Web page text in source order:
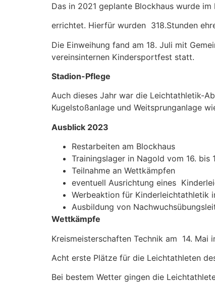
Das in 2021 geplante Blockhaus wurde
errichtet. Hierfür wurden 318.Stunden
Die Einweihung fand am 18. Juli mit
vereinsinternen Kindersportfest statt.
Stadion-Pflege
Auch dieses Jahr war die Leichtathletik-
Kugelstoßanlage und Weitsprunganlage
Ausblick 2023
Restarbeiten am Blockhaus
Trainingslager in Nagold vom 16. bis
Teilnahme an Wettkämpfen
eventuell Ausrichtung eines
Werbeaktion für Kinderleichtathletik
Ausbildung von
Wettkämpfe
Kreismeisterschaften Technik am 14. Mai
Acht erste Plätze für die Leichtathleten
Bei bestem Wetter gingen die